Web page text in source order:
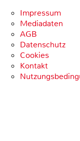
Impressum
Mediadaten
AGB
Datenschutz
Cookies
Kontakt